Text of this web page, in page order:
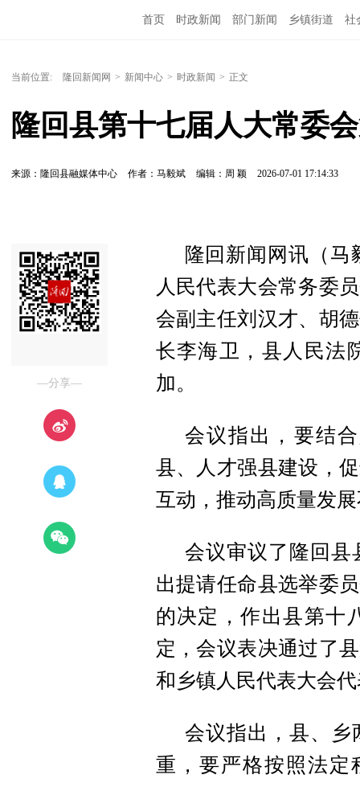
首页 时政新闻 部门新闻 乡镇街道 社
当前位置: 隆回新闻网 > 新闻中心 > 时政新闻 > 正文
隆回县第十七届人大常委
来源：隆回县融媒体中心 作者：马毅斌 编辑：周 颖 2026-07-01 17:14:33
—分享—
隆回新闻网讯（
人民代表大会常务委
会副主任刘汉才、胡
长李海卫，县人民法
加。
会议指出，要结
县、人才强县建设，
互动，推动高质量发
会议审议了隆回县
出提请任命县选举委
的决定，作出县第十
定，会议表决通过了
和乡镇人民代表大会
会议指出，县、乡
重，要严格按照法定